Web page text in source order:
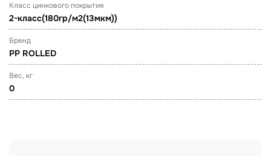
Класс цинкового покрытия
2-класс(180гр/м2(13мкм))
Бренд
PP ROLLED
Вес, кг
0